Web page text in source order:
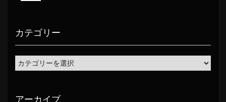
カテゴリー
アーカイブ